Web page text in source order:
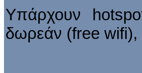
Υπάρχουν
δωρεάν (free wifi),